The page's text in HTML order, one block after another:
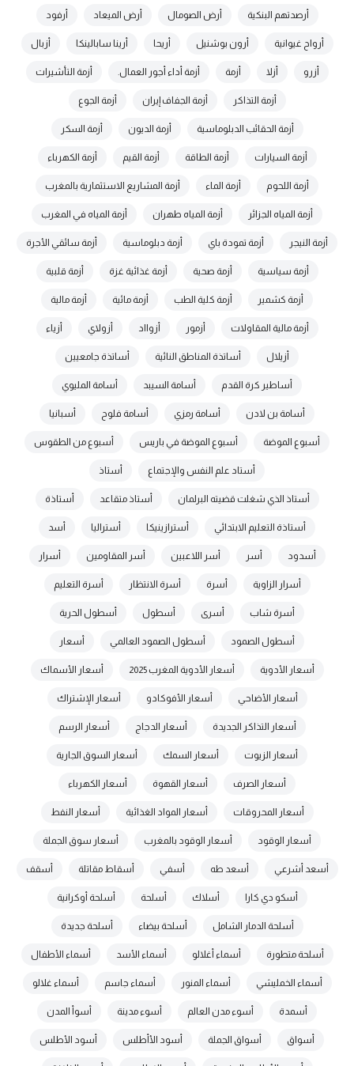
أرصدتهم البنكية أرض الصومال أرض الميعاد أرفود
أرواح غيوانية أرون بوشنيل أريحا أرينا سابالينكا أزبال
أزرو أزلا أزمة أزمة أداء أجور العمال. أزمة التأشيرات
أزمة التذاكر أزمة الجفاف إيران أزمة الجوع
أزمة الحقائب الدبلوماسية أزمة الديون أزمة السكر
أزمة السيارات أزمة الطاقة أزمة القيم أزمة الكهرباء
أزمة اللحوم أزمة الماء أزمة المشاريع الاستثمارية بالمغرب
أزمة المياه الجزائر أزمة المياه طهران أزمة المياه في المغرب
أزمة النيجر أزمة تمودة باي أزمة دبلوماسية أزمة سائقي الأجرة
أزمة سياسية أزمة صحية أزمة غذائية غزة أزمة قلبية
أزمة كشمير أزمة كلية الطب أزمة مائية أزمة مالية
أزمة مالية المقاولات أزمور أزوااد أزولاي أزياء
أزيلال أساتذة المناطق النائية أساتذة جامعيين
أساطير كرة القدم أسامة السيبد أسامة المليوي
أسامة بن لادن أسامة رمزي أسامة فلوح أسبانيا
أسبوع الموضة أسبوع الموضة في باريس أسبوع من الطقوس
أستاد علم النفس والإجتماع أستاذ
أستاذ الذي شغلت قضيته البرلمان أستاذ متقاعد أستاذة
أستاذة التعليم الابتدائي أسترازينيكا أستراليا أسد
أسدود أسر أسر اللاعبين أسر المقاومين أسرار
أسرار الزاوية أسرة أسرة الانتظار أسرة التعليم
أسرة شاب أسرى أسطول أسطول الحرية
أسطول الصمود أسطول الصمود العالمي أسعار
أسعار الأدوية أسعار الأدوية المغرب 2025 أسعار الأسماك
أسعار الأضاحي أسعار الأفوكادو أسعار الإشتراك
أسعار التذاكر الجديدة أسعار الدجاج أسعار الرسم
أسعار الزيوت أسعار السمك أسعار السوق الجارية
أسعار الصرف أسعار القهوة أسعار الكهرباء
أسعار المحروقات أسعار المواد الغذائية أسعار النفط
أسعار الوقود أسعار الوقود بالمغرب أسعار سوق الجملة
أسعد أشرعي أسعد طه أسفي أسقاط مقاتلة أسقف
أسكو دي كارا أسلاك أسلحة أسلحة أوكرانية
أسلحة الدمار الشامل أسلحة بيضاء أسلحة جديدة
أسلحة متطورة أسماء أغلالو أسماء الأسد أسماء الأطفال
أسماء الخمليشي أسماء المنور أسماء جاسم أسماء غلالو
أسمدة أسوء مدن العالم أسوء مدينة أسوأ المدن
أسواق أسواق الجملة أسود الأأطلس أسود الأطلس